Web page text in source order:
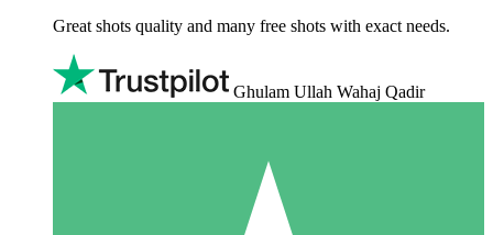
Great shots quality and many free shots with exact needs.
Ghulam Ullah Wahaj Qadir